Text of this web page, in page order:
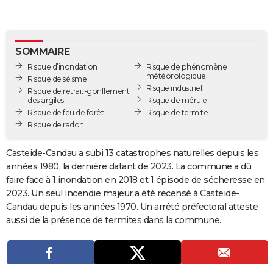
GUIDES D'ACHAT
BONS PLANS
CARTE DE VOEUX
Carte de Noël
Carte Bonne année
Carte Saint-Valentin
Carte Pâques
Carte d'anniversaire
DICTIONNAIRE
COPAINS D'AVANT
S'inscrire
Se connecter
Lycées
Collèges
Primaires
Universités
Entreprises
Service militaire
Avis de recherche
AVIS DE DÉCÈS
FORUM
SOMMAIRE
Risque d’inondation
Risque de séisme
Risque de retrait-gonflement
des argiles
Risque de feu de forêt
Risque de radon
Risque de phénomène
météorologique
Risque industriel
Risque de mérule
Risque de termite
Casteide-Candau a subi 13 catastrophes naturelles depuis les
années 1980, la dernière datant de 2023. La commune a dû
faire face à 1 inondation en 2018 et 1 épisode de sécheresse en
2023. Un seul incendie majeur a été recensé à Casteide-
Candau depuis les années 1970. Un arrêté préfectoral atteste
aussi de la présence de termites dans la commune.